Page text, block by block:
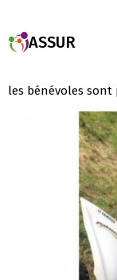
ASSUR
les bénévoles sont